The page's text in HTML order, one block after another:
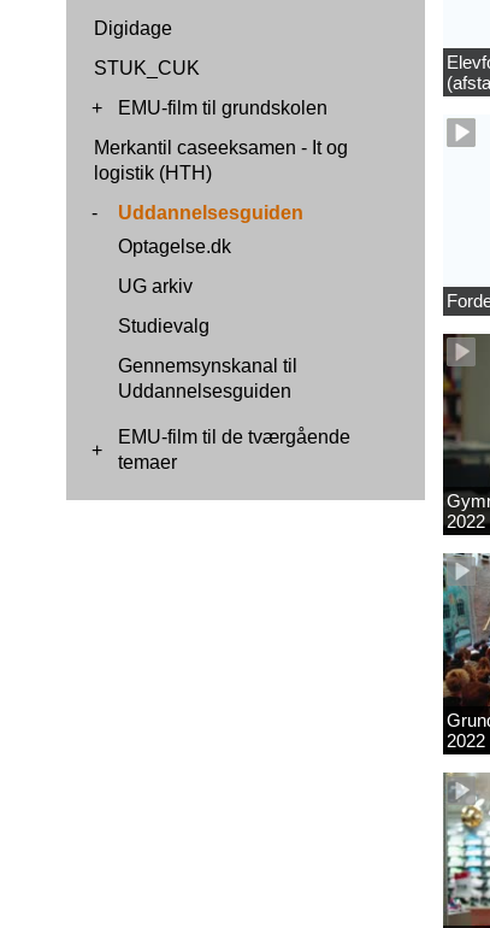
Digidage
STUK_CUK
+
EMU-film til grundskolen
Merkantil caseeksamen - It og
logistik (HTH)
-
Uddannelsesguiden
Optagelse.dk
UG arkiv
Studievalg
Gennemsynskanal til
Uddannelsesguiden
+
EMU-film til de tværgående
temaer
2022
2022